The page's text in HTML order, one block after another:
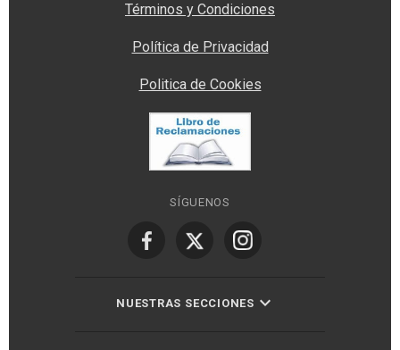
Términos y Condiciones
Política de Privacidad
Politica de Cookies
SÍGUENOS
NUESTRAS SECCIONES